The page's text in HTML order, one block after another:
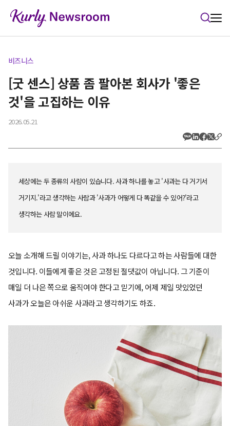
비즈니스
[굿 센스] 상품 좀 팔아본 회사가 '좋은
것'을 고집하는 이유
2026.05.21
세상에는 두 종류의 사람이 있습니다. 사과 하나를 놓고 '사과는 다 거기서
거기지.'라고 생각하는 사람과 '사과가 어떻게 다 똑같을 수 있어?'라고
생각하는 사람 말이에요.
오늘 소개해 드릴 이야기는, 사과 하나도 다르다고 하는 사람들에 대한
것입니다. 이들에게 좋은 것은 고정된 절댓값이 아닙니다. 그 기준이
매일 더 나은 쪽으로 움직여야 한다고 믿기에, 어제 제일 맛있었던
사과가 오늘은 아쉬운 사과라고 생각하기도 하죠.